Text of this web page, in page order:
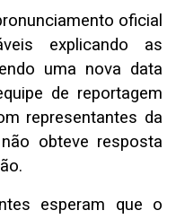
oficial
explicando as
uma nova data
de reportagem
representantes da
obteve resposta
esperam que o